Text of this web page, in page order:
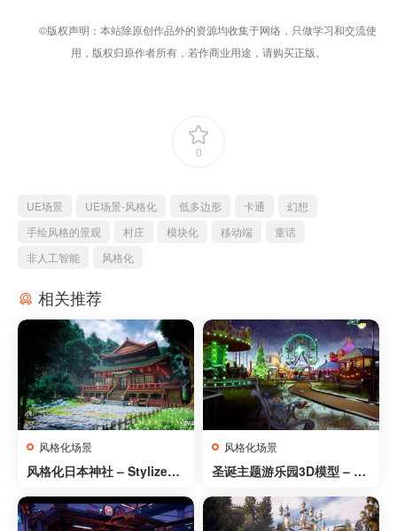
©版权声明：本站除原创作品外的资源均收集于网络，只做学习和交流使
用，版权归原作者所有，若作商业用途，请购买正版。
0
UE场景 UE场景-风格化 低多边形 卡通
幻想
手绘风格的景观
村庄 模块化 移动端
童话
非人工智能
风格化
相关推荐
风格化场景
风格化日本神社 – Stylized
风格化场景
圣诞主题游乐园3D模型 – St
ent Park